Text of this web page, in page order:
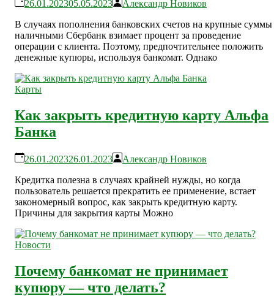
26.01.202305.05.2023
Александр Новиков
В случаях пополнения банковских счетов на крупные суммы
наличными Сбербанк взимает процент за проведение
операции с клиента. Поэтому, предпочтительнее положить
денежные купюры, используя банкомат. Однако
Карты
Как закрыть кредитную карту Альфа
Банка
26.01.202326.01.2023
Александр Новиков
Кредитка полезна в случаях крайней нужды, но когда
пользователь решается прекратить ее применение, встает
закономерный вопрос, как закрыть кредитную карту.
Причины для закрытия карты Можно
Новости
Почему банкомат не принимает
купюру — что делать?